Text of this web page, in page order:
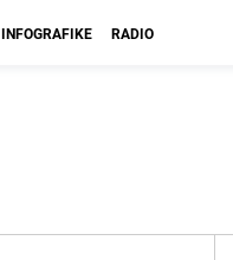
INFOGRAFIKE RADIO